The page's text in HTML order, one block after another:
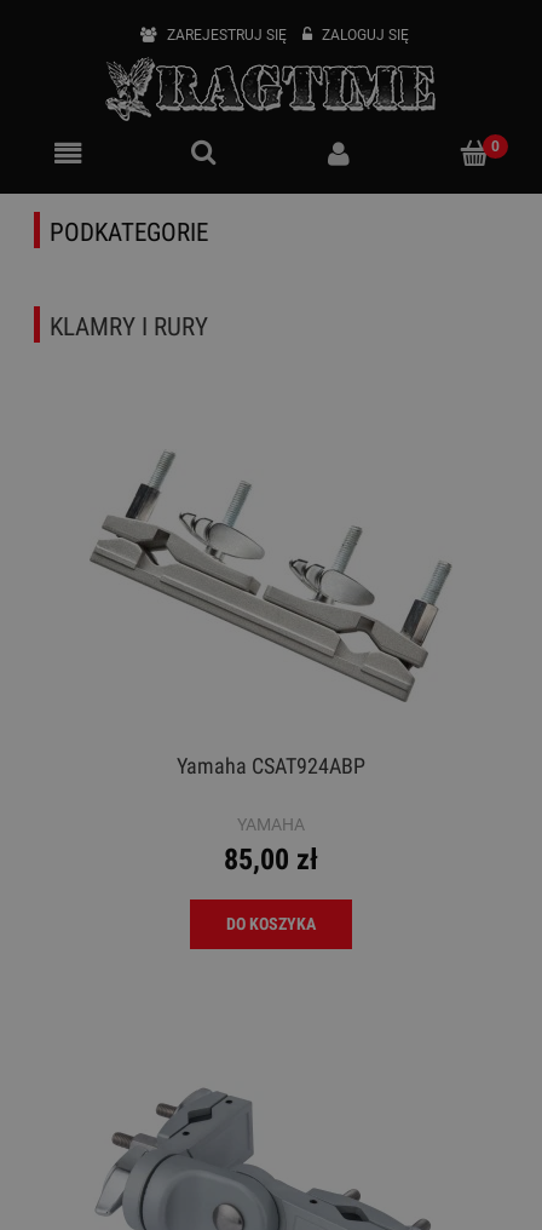
ZAREJESTRUJ SIĘ ZALOGUJ SIĘ
PODKATEGORIE
KLAMRY I RURY
Yamaha CSAT924ABP
YAMAHA
85,00 zł
DO KOSZYKA